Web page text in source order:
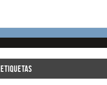
ETIQUETAS